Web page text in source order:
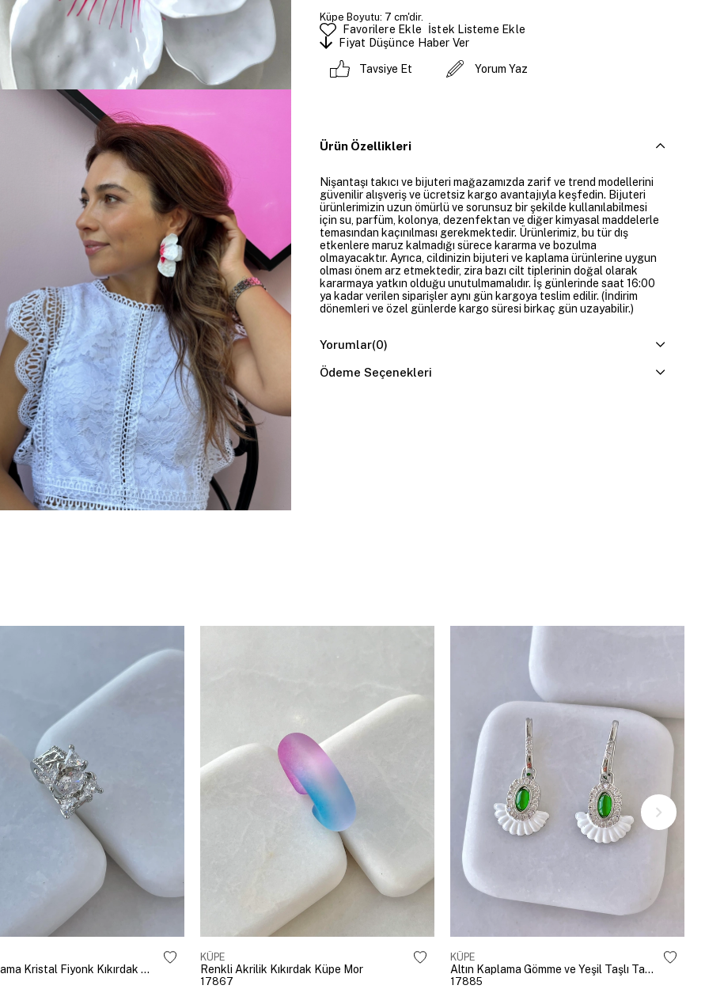
Küpe Boyutu: 7 cm'dir.
Favorilere Ekle
İstek Listeme Ekle
Fiyat Düşünce Haber Ver
Tavsiye Et Yorum Yaz
Ürün Özellikleri
Nişantaşı takıcı ve bijuteri mağazamızda zarif ve trend modellerini
güvenilir alışveriş ve ücretsiz kargo avantajıyla keşfedin. Bijuteri
ürünlerimizin uzun ömürlü ve sorunsuz bir şekilde kullanılabilmesi
için su, parfüm, kolonya, dezenfektan ve diğer kimyasal maddelerle
temasından kaçınılması gerekmektedir. Ürünlerimiz, bu tür dış
etkenlere maruz kalmadığı sürece kararma ve bozulma
olmayacaktır. Ayrıca, cildinizin bijuteri ve kaplama ürünlerine uygun
olması önem arz etmektedir, zira bazı cilt tiplerinin doğal olarak
kararmaya yatkın olduğu unutulmamalıdır. İş günlerinde saat 16:00
ya kadar verilen siparişler aynı gün kargoya teslim edilir. (İndirim
dönemleri ve özel günlerde kargo süresi birkaç gün uzayabilir.)
Yorumlar(0)
Ödeme Seçenekleri
Altın Kaplama Kristal Fiyonk Kıkırdak Küpe Gümüş
KÜPE
Renkli Akrilik Kıkırdak Küpe Mor
17867
KÜPE
Altın Kaplama Gömme ve Yeşil Taşlı Tasarım Küpe Gümüş
17885